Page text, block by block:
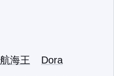
航海王
Dora